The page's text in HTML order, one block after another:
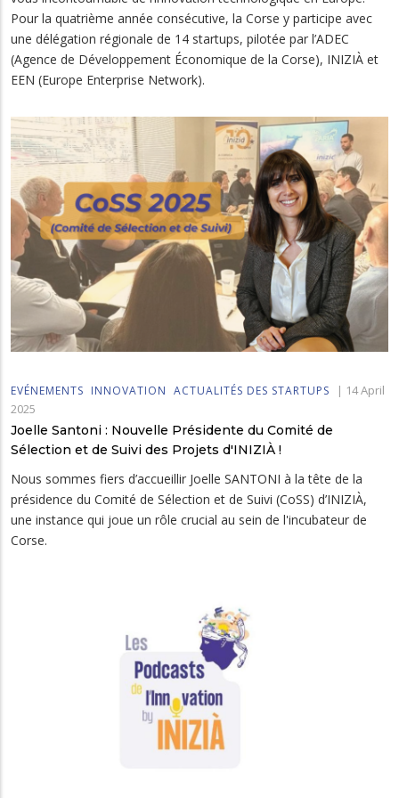
Pour la quatrième année consécutive, la Corse y participe avec
une délégation régionale de 14 startups, pilotée par l’ADEC
(Agence de Développement Économique de la Corse), INIZIÀ et
EEN (Europe Enterprise Network).
EVÉNEMENTS INNOVATION ACTUALITÉS DES STARTUPS | 14 April
2025
Joelle Santoni : Nouvelle Présidente du Comité de
Sélection et de Suivi des Projets d'INIZIÀ !
Nous sommes fiers d’accueillir Joelle SANTONI à la tête de la
présidence du Comité de Sélection et de Suivi (CoSS) d’INIZIÀ,
une instance qui joue un rôle crucial au sein de l'incubateur de
Corse.